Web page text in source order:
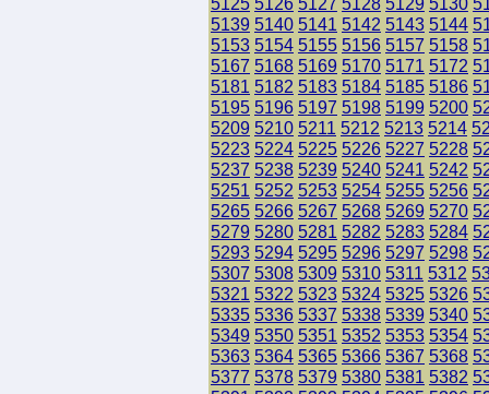
5139 5140 5141 5142 5143 5144
5153 5154 5155 5156 5157 5158
5167 5168 5169 5170 5171 5172
5181 5182 5183 5184 5185 5186
5195 5196 5197 5198 5199 5200
5209 5210 5211 5212 5213 5214
5223 5224 5225 5226 5227 5228
5237 5238 5239 5240 5241 5242
5251 5252 5253 5254 5255 5256
5265 5266 5267 5268 5269 5270
5279 5280 5281 5282 5283 5284
5293 5294 5295 5296 5297 5298
5307 5308 5309 5310 5311 5312
5321 5322 5323 5324 5325 5326
5335 5336 5337 5338 5339 5340
5349 5350 5351 5352 5353 5354
5363 5364 5365 5366 5367 5368
5377 5378 5379 5380 5381 5382